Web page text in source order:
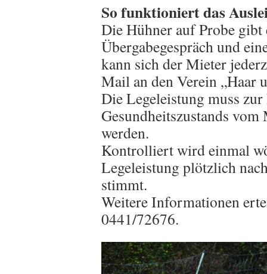
So funktioniert das
Die Hühner auf Probe gibt
Übergabegespräch und
kann sich der Mieter
Mail an den Verein „Haar
Die Legeleistung muss
Gesundheitszustands
werden.
Kontrolliert wird einmal
Legeleistung plötzlich
stimmt.
Weitere Informationen
0441/72676.